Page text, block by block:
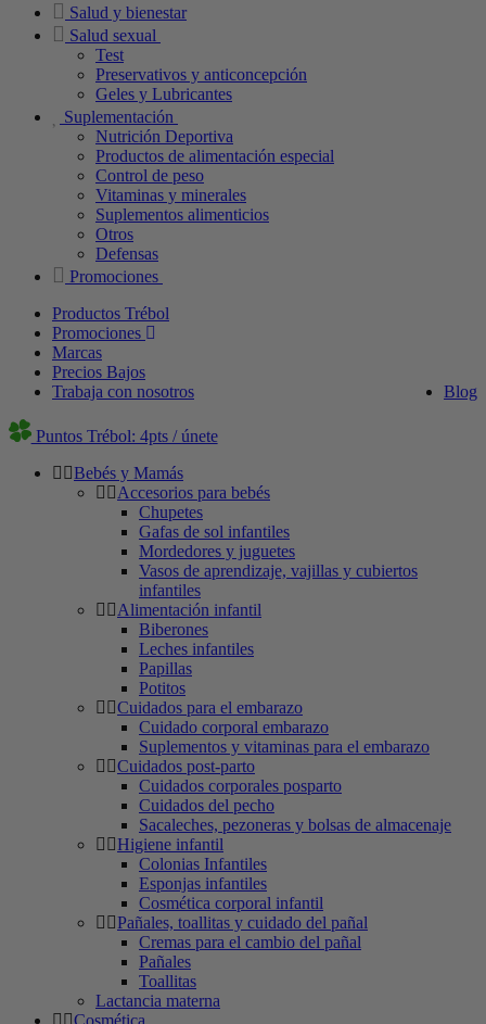
Salud y bienestar
Salud sexual
Test
Preservativos y anticoncepción
Geles y Lubricantes
Suplementación
Nutrición Deportiva
Productos de alimentación especial
Control de peso
Vitaminas y minerales
Suplementos alimenticios
Otros
Defensas
Promociones
Productos Trébol
Promociones
Marcas
Precios Bajos
Blog
Trabaja con nosotros
Puntos Trébol: 4pts / únete
Bebés y Mamás
Accesorios para bebés
Chupetes
Gafas de sol infantiles
Mordedores y juguetes
Vasos de aprendizaje, vajillas y cubiertos
infantiles
Alimentación infantil
Biberones
Leches infantiles
Papillas
Potitos
Cuidados para el embarazo
Cuidado corporal embarazo
Suplementos y vitaminas para el embarazo
Cuidados post-parto
Cuidados corporales posparto
Cuidados del pecho
Sacaleches, pezoneras y bolsas de almacenaje
Higiene infantil
Colonias Infantiles
Esponjas infantiles
Cosmética corporal infantil
Pañales, toallitas y cuidado del pañal
Cremas para el cambio del pañal
Pañales
Toallitas
Lactancia materna